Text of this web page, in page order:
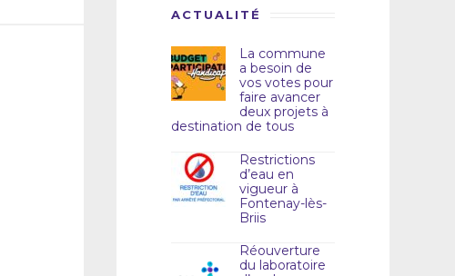
ACTUALITÉ
La commune
a besoin de
vos votes pour
faire avancer
deux projets à
destination de tous
Restrictions
d’eau en
vigueur à
Fontenay-lès-
Briis
Réouverture
du laboratoire